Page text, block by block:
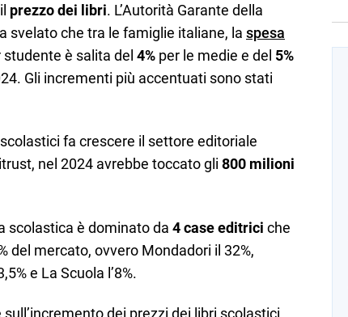
prezzo dei libri. L’Autorità Garante della
svelato che tra le famiglie italiane, la spesa
studente è salita del 4% per le medie e del 5%
Gli incrementi più accentuati sono stati
fa crescere il settore editoriale
nel 2024 avrebbe toccato gli 800 milioni
scolastica è dominato da 4 case editrici che
del mercato, ovvero Mondadori il 32%,
e La Scuola l’8%.
dei prezzi dei libri scolastici